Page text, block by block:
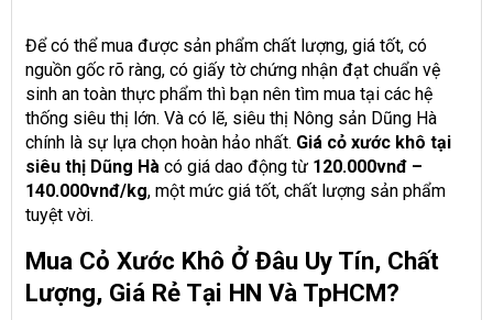
Để có thể mua được sản phẩm chất lượng, giá tốt, có
nguồn gốc rõ ràng, có giấy tờ chứng nhận đạt chuẩn vệ
sinh an toàn thực phẩm thì bạn nên tìm mua tại các hệ
thống siêu thị lớn. Và có lẽ, siêu thị Nông sản Dũng Hà
chính là sự lựa chọn hoàn hảo nhất. Giá cỏ xước khô tại
siêu thị Dũng Hà có giá dao động từ 120.000vnđ –
140.000vnđ/kg, một mức giá tốt, chất lượng sản phẩm
tuyệt vời.
Mua Cỏ Xước Khô Ở Đâu Uy Tín, Chất
Lượng, Giá Rẻ Tại HN Và TpHCM?